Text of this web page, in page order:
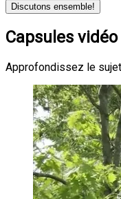
Discutons ensemble!
Capsules
Approfondissez le